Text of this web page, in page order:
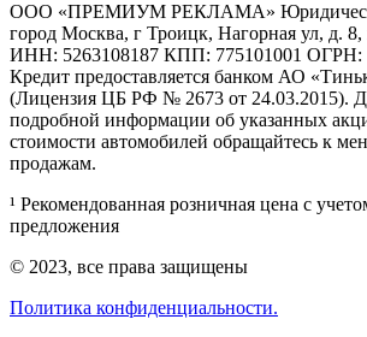
ООО «ПРЕМИУМ РЕКЛАМА»
город Москва, г Троицк, Нагорная ул, д.
ИНН: 5263108187 КПП: 775101001 ОГРН:
Кредит предоставляется банком АО
(Лицензия ЦБ РФ № 2673 от 24.03.2015).
подробной информации об указанных
стоимости автомобилей обращайтесь к
продажам.
¹ Рекомендованная розничная цена с
предложения
© 2023, все права защищены
Политика конфиденциальности.